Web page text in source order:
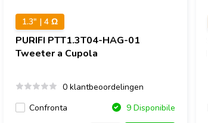
1.3" | 4 Ω
PURIFI PTT1.3T04-HAG-01
Tweeter a Cupola
0 klantbeoordelingen
Confronta
9 Disponibile